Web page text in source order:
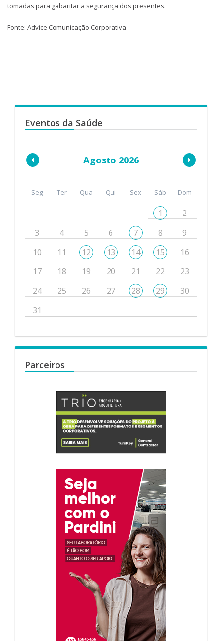
tomadas para gabaritar a segurança dos presentes.
Fonte: Advice Comunicação Corporativa
Eventos da Saúde
Agosto 2026
Seg Ter Qua Qui Sex Sáb Dom
1
2
3
4 5 6 7 8
9
10
11 12 13 14 15
16
17
18 19 20 21 22
23
24
25 26 27 28 29
30
31
Parceiros